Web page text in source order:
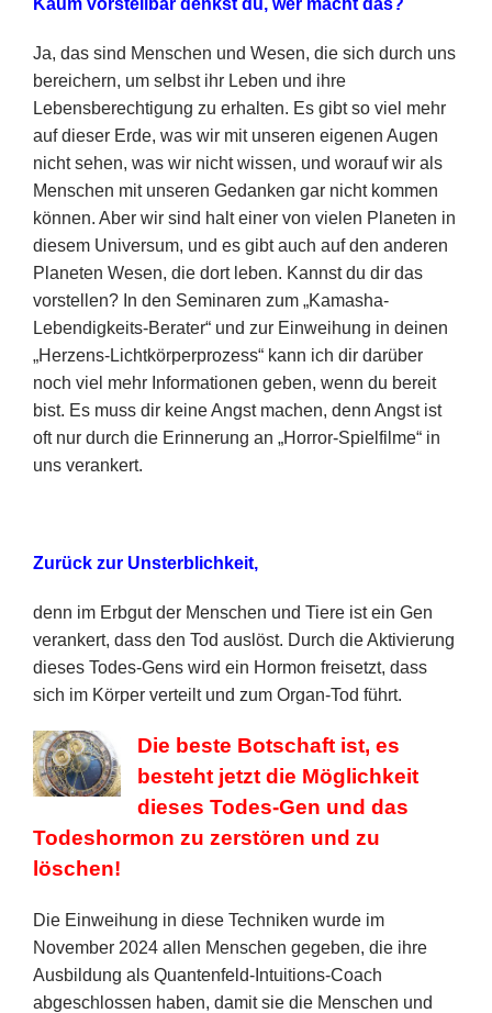
Kaum vorstellbar denkst du, wer macht das?
Ja, das sind Menschen und Wesen, die sich durch uns
bereichern, um selbst ihr Leben und ihre
Lebensberechtigung zu erhalten. Es gibt so viel mehr
auf dieser Erde, was wir mit unseren eigenen Augen
nicht sehen, was wir nicht wissen, und worauf wir als
Menschen mit unseren Gedanken gar nicht kommen
können. Aber wir sind halt einer von vielen Planeten in
diesem Universum, und es gibt auch auf den anderen
Planeten Wesen, die dort leben. Kannst du dir das
vorstellen? In den Seminaren zum „Kamasha-
Lebendigkeits-Berater“ und zur Einweihung in deinen
„Herzens-Lichtkörperprozess“ kann ich dir darüber
noch viel mehr Informationen geben, wenn du bereit
bist. Es muss dir keine Angst machen, denn Angst ist
oft nur durch die Erinnerung an „Horror-Spielfilme“ in
uns verankert.
Zurück zur Unsterblichkeit,
denn im Erbgut der Menschen und Tiere ist ein Gen
verankert, dass den Tod auslöst. Durch die Aktivierung
dieses Todes-Gens wird ein Hormon freisetzt, dass
sich im Körper verteilt und zum Organ-Tod führt.
Die beste Botschaft ist, es
besteht jetzt die Möglichkeit
dieses Todes-Gen und das
Todeshormon zu zerstören und zu
löschen!
Die Einweihung in diese Techniken wurde im
November 2024 allen Menschen gegeben, die ihre
Ausbildung als Quantenfeld-Intuitions-Coach
abgeschlossen haben, damit sie die Menschen und